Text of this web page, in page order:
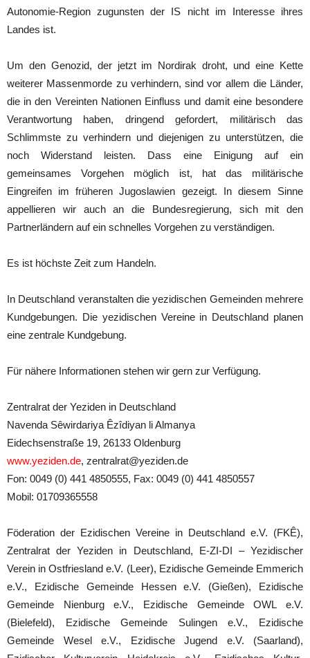
Autonomie-Region zugunsten der IS nicht im Interesse ihres
Landes ist.
Um den Genozid, der jetzt im Nordirak droht, und eine Kette
weiterer Massenmorde zu verhindern, sind vor allem die Länder,
die in den Vereinten Nationen Einfluss und damit eine besondere
Verantwortung haben, dringend gefordert, militärisch das
Schlimmste zu verhindern und diejenigen zu unterstützen, die
noch Widerstand leisten. Dass eine Einigung auf ein
gemeinsames Vorgehen möglich ist, hat das militärische
Eingreifen im früheren Jugoslawien gezeigt. In diesem Sinne
appellieren wir auch an die Bundesregierung, sich mit den
Partnerländern auf ein schnelles Vorgehen zu verständigen.
Es ist höchste Zeit zum Handeln.
In Deutschland veranstalten die yezidischen Gemeinden mehrere
Kundgebungen. Die yezidischen Vereine in Deutschland planen
eine zentrale Kundgebung.
Für nähere Informationen stehen wir gern zur Verfügung.
Zentralrat der Yeziden in Deutschland
Navenda Sêwirdariya Êzîdiyan li Almanya
Eidechsenstraße 19, 26133 Oldenburg
www.yeziden.de, zentralrat@yeziden.de
Fon: 0049 (0) 441 4850555, Fax: 0049 (0) 441 4850557
Mobil: 01709365558
Föderation der Ezidischen Vereine in Deutschland e.V. (FKÊ),
Zentralrat der Yeziden in Deutschland, E-ZI-DI – Yezidischer
Verein in Ostfriesland e.V. (Leer), Ezidische Gemeinde Emmerich
e.V., Ezidische Gemeinde Hessen e.V. (Gießen), Ezidische
Gemeinde Nienburg e.V., Ezidische Gemeinde OWL e.V.
(Bielefeld), Ezidische Gemeinde Sulingen e.V., Ezidische
Gemeinde Wesel e.V., Ezidische Jugend e.V. (Saarland),